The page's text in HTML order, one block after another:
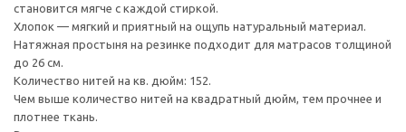
становится мягче с каждой стиркой.
Хлопок — мягкий и приятный на ощупь натуральный материал.
Натяжная простыня на резинке подходит для матрасов толщиной
до 26 см.
Количество нитей на кв. дюйм: 152.
Чем выше количество нитей на квадратный дюйм, тем прочнее и
плотнее ткань.